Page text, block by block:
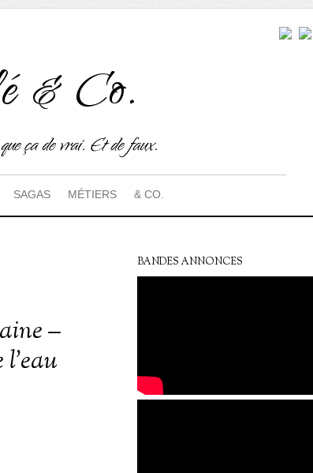
& Co.
ça de vrai. Et de faux.
SAGAS MÉTIERS & CO.
–
BANDES ANNONCES